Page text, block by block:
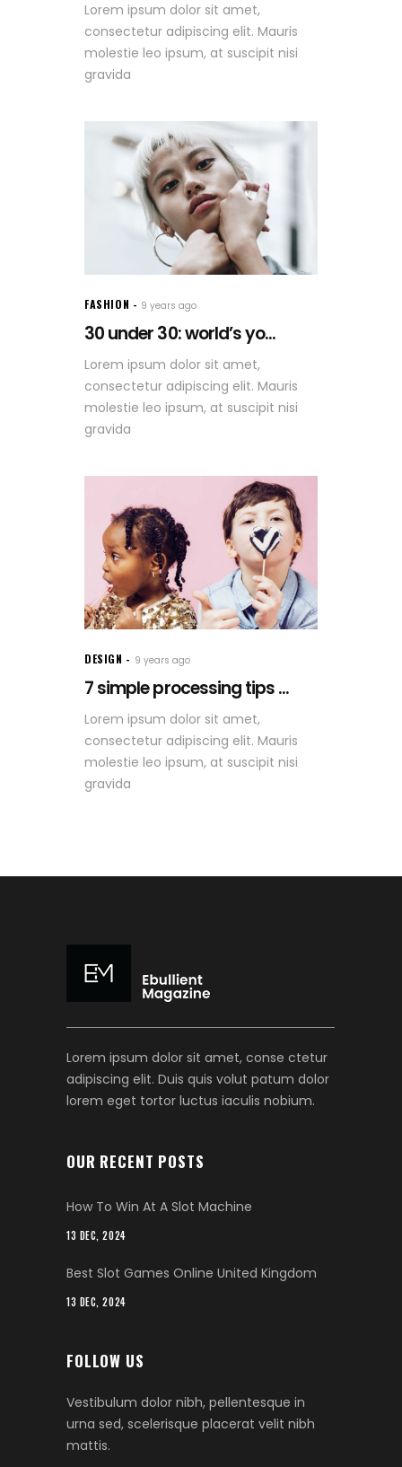
Lorem ipsum dolor sit amet,
consectetur adipiscing elit. Mauris
molestie leo ipsum, at suscipit nisi
gravida
FASHION 9 years ago
30 under 30: world’s yo...
Lorem ipsum dolor sit amet,
consectetur adipiscing elit. Mauris
molestie leo ipsum, at suscipit nisi
gravida
DESIGN 9 years ago
7 simple processing tips ...
Lorem ipsum dolor sit amet,
consectetur adipiscing elit. Mauris
molestie leo ipsum, at suscipit nisi
gravida
Lorem ipsum dolor sit amet, conse ctetur
adipiscing elit. Duis quis volut patum dolor
lorem eget tortor luctus iaculis nobium.
OUR RECENT POSTS
How To Win At A Slot Machine
13 DEC, 2024
Best Slot Games Online United Kingdom
13 DEC, 2024
FOLLOW US
Vestibulum dolor nibh, pellentesque in
urna sed, scelerisque placerat velit nibh
mattis.